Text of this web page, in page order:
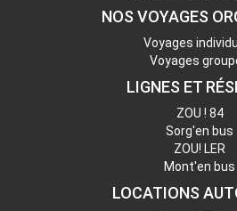
NOS VOYAGES
Voyages
Voyages
LIGNES ET
ZOU ! 84
Sorg'en bus
ZOU! LER
Mont'en bus
LOCATIONS